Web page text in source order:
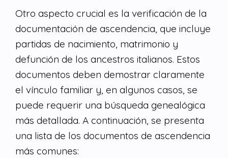
Otro aspecto crucial es la verificación de la
documentación de ascendencia, que incluye
partidas de nacimiento, matrimonio y
defunción de los ancestros italianos. Estos
documentos deben demostrar claramente
el vínculo familiar y, en algunos casos, se
puede requerir una búsqueda genealógica
más detallada. A continuación, se presenta
una lista de los documentos de ascendencia
más comunes: